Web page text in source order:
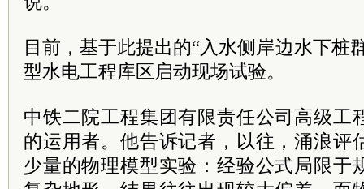
目前，基于此提出的“入水侧岸边水下桩
型水电工程库区启动现场试验。
中铁二院工程集团有限责任公司高级工
的运用者。他告诉记者，以往，涌浪评
少量的物理模型实验：经验公式局限于